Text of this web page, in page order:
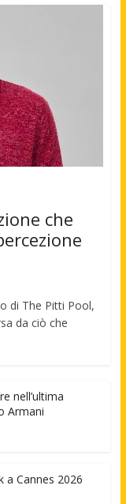
che
di The Pitti Pool,
da ciò che
nell’ultima
Armani
a Cannes 2026